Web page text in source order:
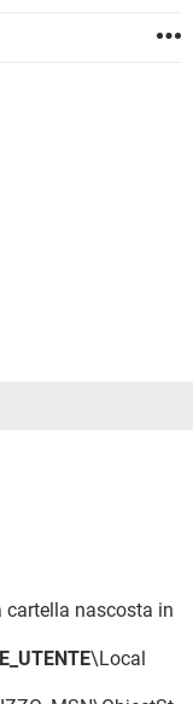
cartella nascosta in
\Local